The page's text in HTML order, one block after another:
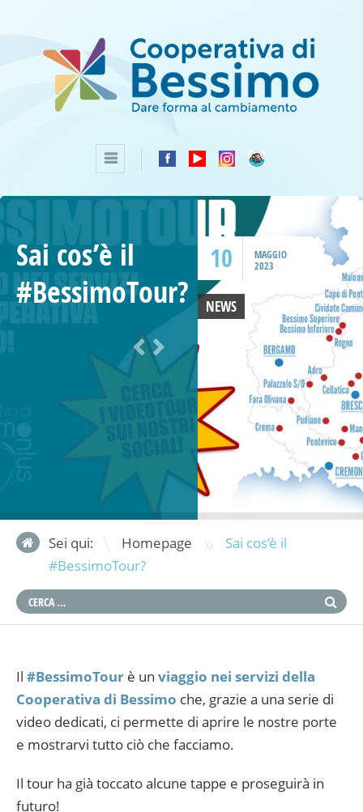
10
MAGGIO
2023
Sai cos’è il
#BessimoTour?
NEWS
Sei qui: Homepage »
Sai cos’è il
#BessimoTour?
Il #BessimoTour è un viaggio nei servizi della
Cooperativa di Bessimo che, grazie a una serie di
video dedicati, ci permette di aprire le nostre porte
e mostrarvi tutto ciò che facciamo.
Il tour ha già toccato alcune tappe e proseguirà in
futuro!